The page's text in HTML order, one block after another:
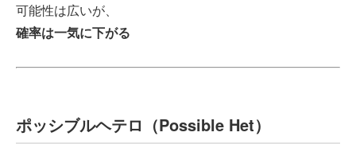
可能性は広いが、
確率は一気に下がる
ポッシブルヘテロ（Possible Het）